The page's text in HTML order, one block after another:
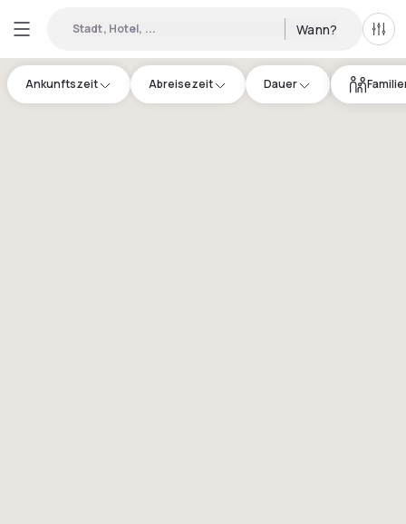
Stadt, Hotel, ... Wann? Alle
Ankunftszeit Abreisezeit Dauer